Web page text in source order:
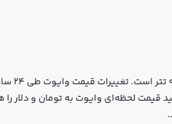
است. شما می‌توانید قیمت لحظه‌ای وایوت به تومان و